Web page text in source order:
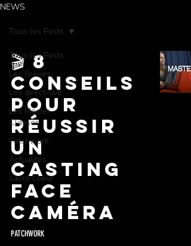
NEWS
Tous les Posts
Les Brèves
Les direct-live
Les Master
Classes
Patchwork
Actualités
sacré coeur
Tous les Posts
🎬 8
conseils
pour
réussir
un
casting
face
caméra
PATCHWORK